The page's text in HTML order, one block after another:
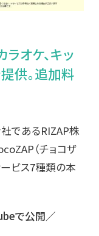
オケ、キッ
供。追加料
であるRIZAP株
（チョコザ
ービス7種類の本
で公開／